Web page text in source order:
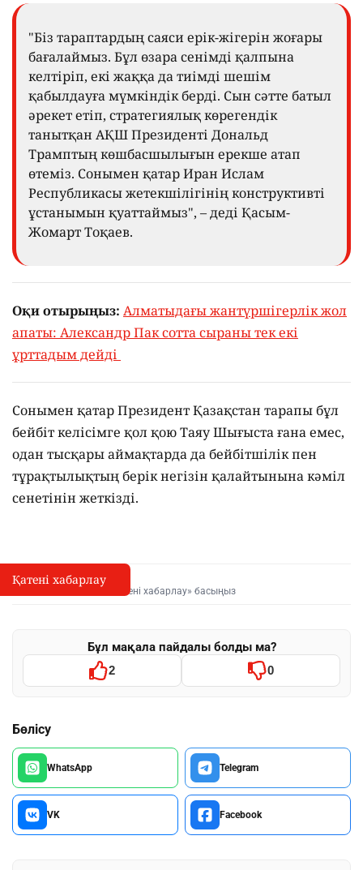
"Біз тараптардың саяси ерік-жігерін жоғары
бағалаймыз. Бұл өзара сенімді қалпына
келтіріп, екі жаққа да тиімді шешім
қабылдауға мүмкіндік берді. Сын сәтте батыл
әрекет етіп, стратегиялық көрегендік
танытқан АҚШ Президенті Дональд
Трамптың көшбасшылығын ерекше атап
өтеміз. Сонымен қатар Иран Ислам
Республикасы жетекшілігінің конструктивті
ұстанымын қуаттаймыз", – деді Қасым-
Жомарт Тоқаев.
Оқи отырыңыз: Алматыдағы жантүршігерлік жол
апаты: Александр Пак сотта сыраны тек екі
ұрттадым дейді
Сонымен қатар Президент Қазақстан тарапы бұл
бейбіт келісімге қол қою Таяу Шығыста ғана емес,
одан тысқары аймақтарда да бейбітшілік пен
тұрақтылықтың берік негізін қалайтынына кәміл
сенетінін жеткізді.
I
Қате туралы хабарлау
Мәтінді белгілеп, «Қатені хабарлау» басыңыз
Бұл мақала пайдалы болды ма?
2 0
Бөлісу
WhatsApp Telegram
VK Facebook
Қатені хабарлау